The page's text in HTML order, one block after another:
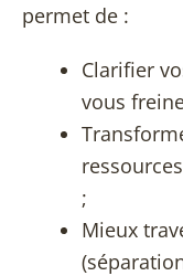
permet de :
Clarifier
vous
;
Mieux